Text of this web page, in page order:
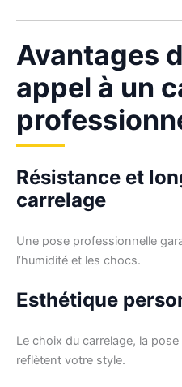
Avantages
appel à un
Résistance et
carrelage
Une pose professionnelle
l’humidité et les chocs.
Esthétique
Le choix du carrelage, la
reflètent votre style.